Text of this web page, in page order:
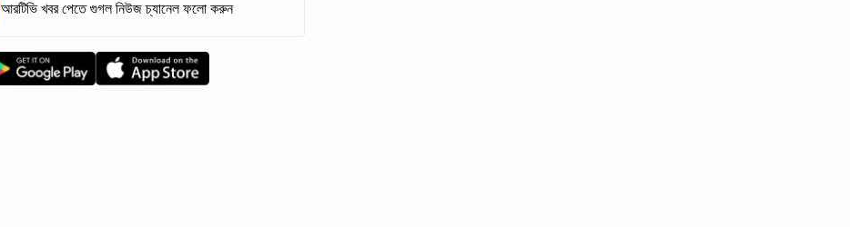
আরটিভি খবর পেতে গুগল নিউজ চ্যানেল ফলো করুন